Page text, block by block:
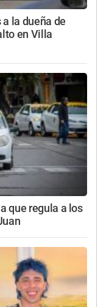
la dueña de
en Villa
que regula a los